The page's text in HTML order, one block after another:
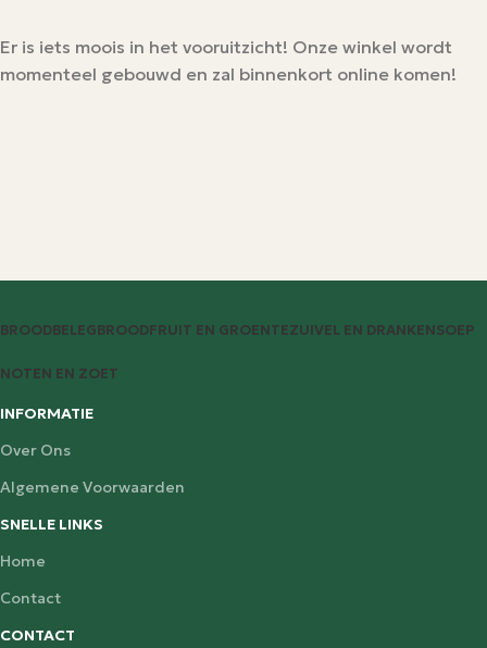
Er is iets moois in het vooruitzicht! Onze winkel wordt
momenteel gebouwd en zal binnenkort online komen!
BROODBELEGBROODFRUIT EN GROENTEZUIVEL EN DRANKENSOEP
NOTEN EN ZOET
INFORMATIE
Over Ons
Algemene Voorwaarden
SNELLE LINKS
Home
Contact
CONTACT